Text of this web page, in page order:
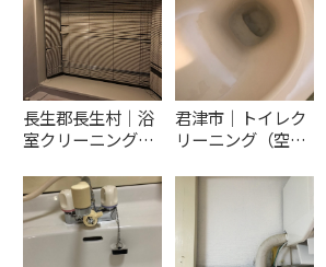
長生郡長生村│浴
室クリーニング…
君津市│トイレク
リーニング（空…